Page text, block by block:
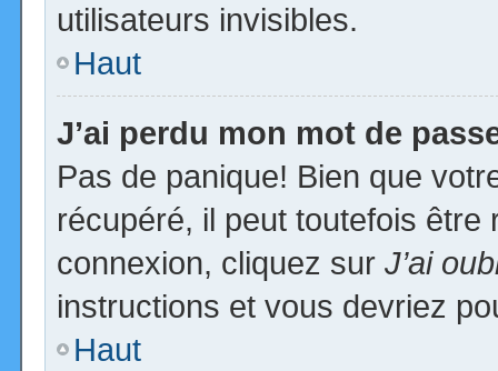
utilisateurs invisibles.
Haut
J’ai perdu mon mot de
Pas de panique! Bien que
récupéré, il peut toutefois
connexion, cliquez sur J’ai
instructions et vous devriez
Haut